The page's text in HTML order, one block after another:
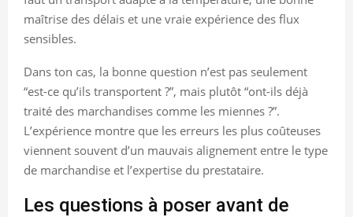
maîtrise des délais et une vraie expérience des flux
sensibles.
Dans ton cas, la bonne question n’est pas seulement
“est-ce qu’ils transportent ?”, mais plutôt “ont-ils déjà
traité des marchandises comme les miennes ?”.
L’expérience montre que les erreurs les plus coûteuses
viennent souvent d’un mauvais alignement entre le type
de marchandise et l’expertise du prestataire.
Les questions à poser avant de